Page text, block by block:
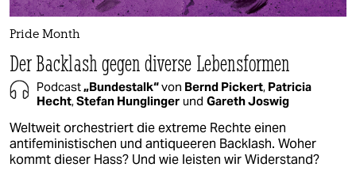
Pride Month
Der Backlash gegen diverse Lebensformen
Podcast„Bundestalk“von Bernd Pickert, Patricia
Hecht,Stefan Hunglinger und Gareth Joswig
Weltweit orchestriert die extreme Rechte einen
antifeministischen und antiqueeren Backlash. Woher
kommt dieser Hass? Und wie leisten wir Widerstand?